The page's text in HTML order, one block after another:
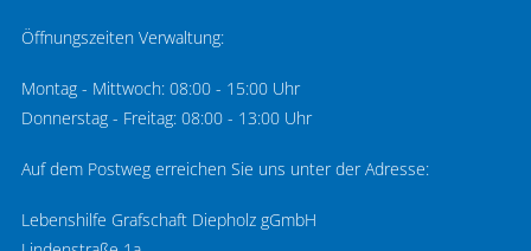
Öffnungszeiten Verwaltung:
Montag - Mittwoch: 08:00 - 15:00 Uhr
Donnerstag - Freitag: 08:00 - 13:00 Uhr
Auf dem Postweg erreichen Sie uns unter der Adresse:
Lebenshilfe Grafschaft Diepholz gGmbH